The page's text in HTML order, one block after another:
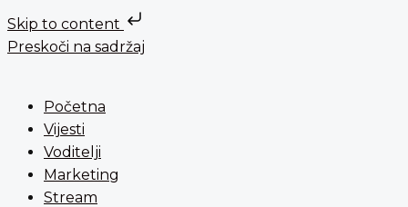
Skip to content
Preskoči na sadržaj
Početna
Vijesti
Voditelji
Marketing
Stream